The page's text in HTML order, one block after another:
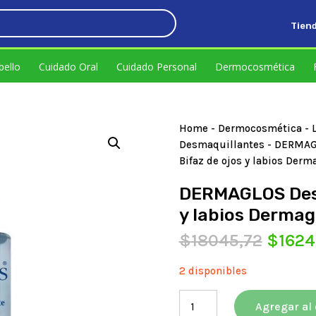
Cuidado Oral Cuidado Personal Dermocosmética
Home - Dermocosmética-
Desmaquillantes -
Bifaz de ojos y labios
DERMAGLOS
y labios
$18045,72 El
era:
$
2 disponibles
DERMAGLOS
Agregar al